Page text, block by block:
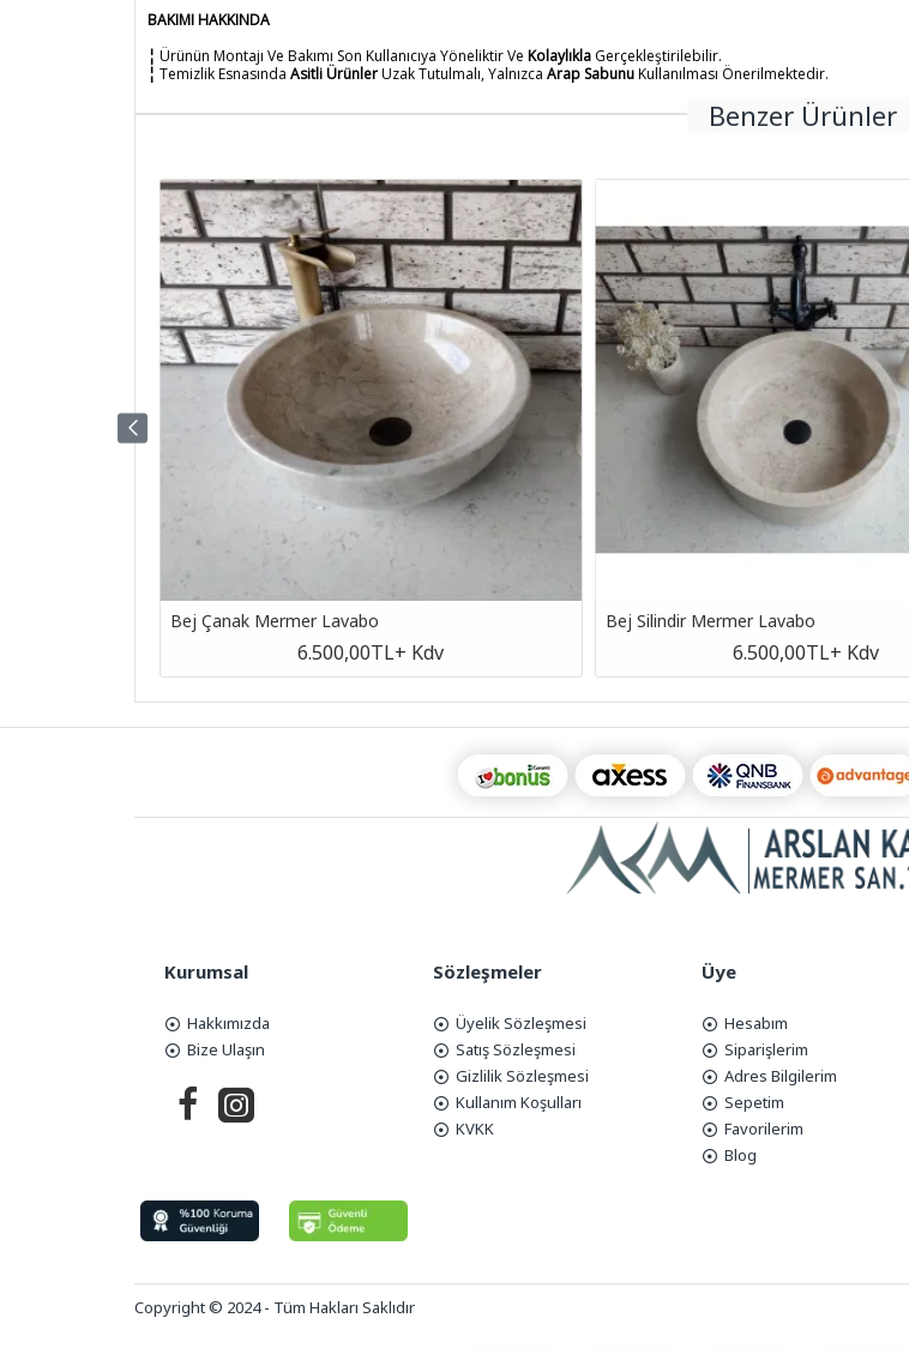
Benzer Ürünler
Bej Çanak Mermer Lavabo
6.500,00TL+ Kdv
Bej Silindir Mermer Lavabo
6.500,00TL+ Kdv
BAKIMI HAKKINDA
¦ Ürünün Montajı Ve Bakımı Son Kullanıcıya Yöneliktir Ve Kolaylıkla Gerçekleştirilebilir.
¦ Temizlik Esnasında Asitli ÜrünlerUzak Tutulmalı, Yalnızca Arap SabunuKullanılması Önerilmektedir.
Kurumsal
Hakkımızda
Bize Ulaşın
Sözleşmeler
Üyelik Sözleşmesi
Satış Sözleşmesi
Gizlilik Sözleşmesi
Kullanım Koşulları
KVKK
Üye
Hesabım
Siparişlerim
Adres Bilgilerim
Sepetim
Favorilerim
Blog
Copyright © 2024 - Tüm Hakları Saklıdır